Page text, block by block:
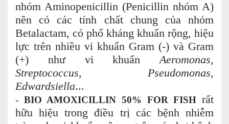
nhóm Aminopenicillin (Penicillin nhóm A)
nên có các tính chất chung của nhóm
Betalactam, có phổ kháng khuẩn rộng, hiệu
lực trên nhiều vi khuẩn Gram (-) và Gram
(+) như vi khuẩnAeromonas,
Streptococcus, Pseudomonas,
Edwardsiella...
- BIO AMOXICILLIN 50% FOR FISHrất
hữu hiệu trong điều trị các bệnh nhiễm